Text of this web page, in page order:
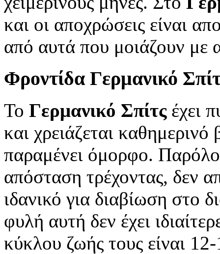
και οι αποχρώσεις είναι
από αυτά που μοιάζουν με
Φροντίδα Γερμανικό
Το Γερμανικό Σπίτςέχει
και χρειάζεται
παραμένει όμορφο.
απόσταση τρέχοντας, δεν
ιδανικό για διαβίωση στο
φυλή αυτή δεν έχει
κύκλου ζωής τους είναι